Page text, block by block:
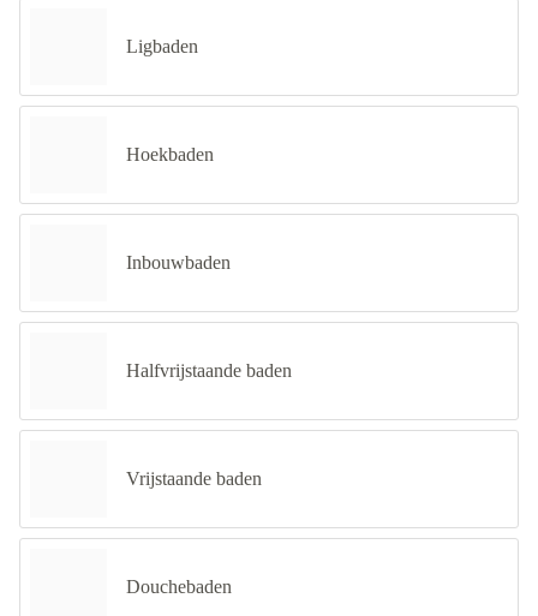
Ligbaden
Hoekbaden
Inbouwbaden
Halfvrijstaande baden
Vrijstaande baden
Douchebaden